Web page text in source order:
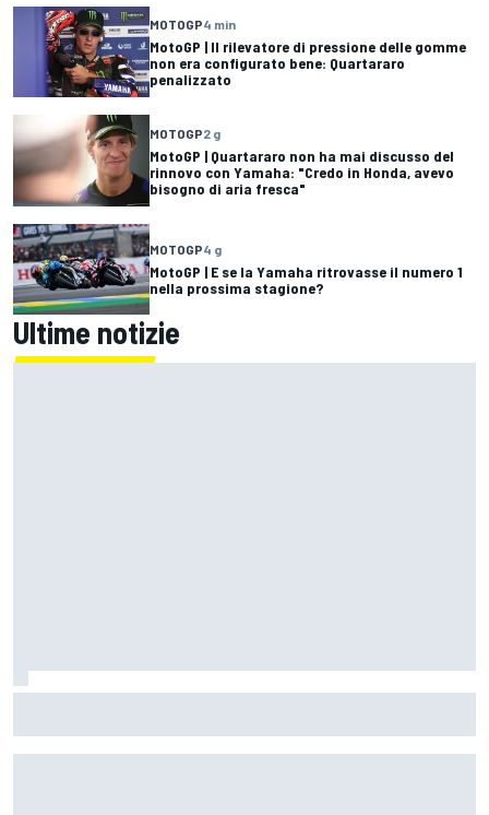
MOTOGP4 min
MotoGP | Il rilevatore di pressione delle gomme
non era configurato bene: Quartararo
penalizzato
MOTOGP2 g
MotoGP | Quartararo non ha mai discusso del
rinnovo con Yamaha: "Credo in Honda, avevo
bisogno di aria fresca"
MOTOGP4 g
MotoGP | E se la Yamaha ritrovasse il numero 1
nella prossima stagione?
Ultime notizie